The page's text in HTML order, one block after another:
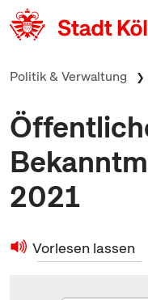
zum Inhalt springen
Politik & Verwaltung
2021
Vorlesen lassen